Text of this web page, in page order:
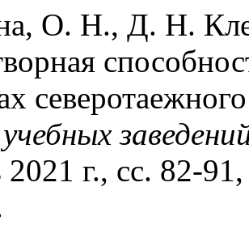
О. Н., Д. Н.
2021 г., сс. 82-